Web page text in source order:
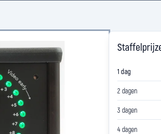
1 dag
2 dagen
3 dagen
4 dagen